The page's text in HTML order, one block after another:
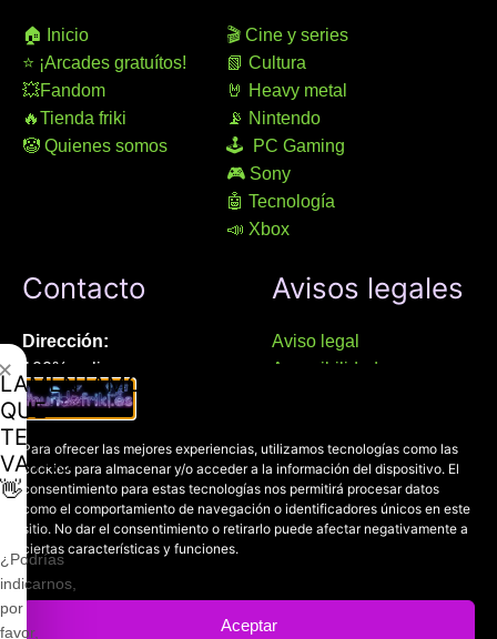
Para ofrecer las mejores experiencias, utilizamos tecnologías como las
cookies para almacenar y/o acceder a la información del dispositivo. El
consentimiento para estas tecnologías nos permitirá procesar datos
como el comportamiento de navegación o identificadores únicos en este
sitio. No dar el consentimiento o retirarlo puede afectar negativamente a
ciertas características y funciones.
Aceptar
🏠 Inicio
⭐ ¡Arcades gratuítos!
💥Fandom
🔥Tienda friki
🤡 Quienes somos
🎬 Cine y series
📗 Cultura
🤘 Heavy metal
📡 Nintendo
🕹 PC Gaming
🎮 Sony
🤖 Tecnología
📣 Xbox
Contacto
Dirección:
100% online
Manresa (08241), Barcelona
Chat Whatsapp (solo texto):
+34 689 800 662
Correo:
contacto@mundofriki.es
Avisos legales
Aviso legal
Accesibilidad
Política de privacidad
LAMENTAMOS
QUE
TE
VAYAS
👋
¿Podrías
indicarnos,
por
favor,